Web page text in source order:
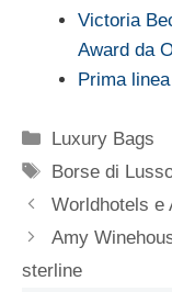
Victoria
Award da
Prima
Categorie
Luxury Bags
Tag
Borse di
Worldhotels e
Amy
sterline